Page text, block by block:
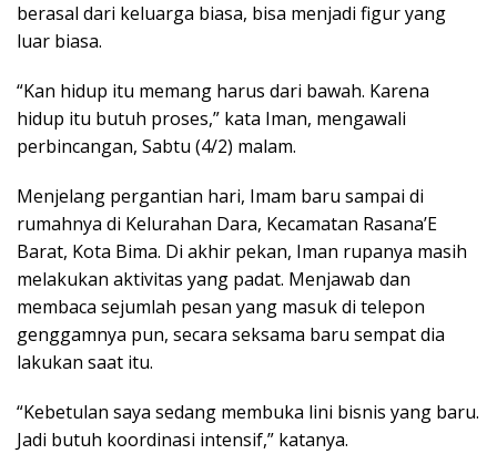
berasal dari keluarga biasa, bisa menjadi figur yang
luar biasa.
“Kan hidup itu memang harus dari bawah. Karena
hidup itu butuh proses,” kata Iman, mengawali
perbincangan, Sabtu (4/2) malam.
Menjelang pergantian hari, Imam baru sampai di
rumahnya di Kelurahan Dara, Kecamatan Rasana’E
Barat, Kota Bima. Di akhir pekan, Iman rupanya masih
melakukan aktivitas yang padat. Menjawab dan
membaca sejumlah pesan yang masuk di telepon
genggamnya pun, secara seksama baru sempat dia
lakukan saat itu.
“Kebetulan saya sedang membuka lini bisnis yang baru.
Jadi butuh koordinasi intensif,” katanya.